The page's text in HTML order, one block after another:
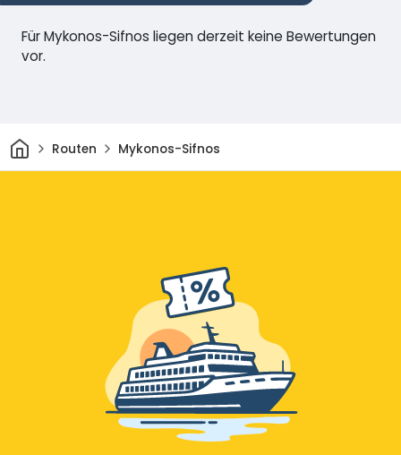
Für Mykonos-Sifnos liegen derzeit keine Bewertungen
vor.
HeimRouten Mykonos-Sifnos